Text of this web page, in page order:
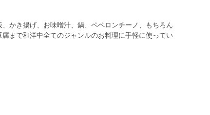
かき揚げ、お味噌汁、鍋、ペペロンチーノ、もちろん
まで和洋中全てのジャンルのお料理に手軽に使ってい